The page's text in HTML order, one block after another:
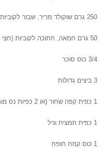
250 גרם שוקולד מריר, שבור לקוביות
50 גרם חמאה, חתוכה לקוביות (חצי חבילה סטנדרטית)
3/4 כוס סוכר
3 ביצים גדולות
1 כפית קפה שחור (או 2 כפיות נס מומס במים, אם אתם לא סומכים עליי)
1 כפית תמצית וניל
1 כוס קמח תופח